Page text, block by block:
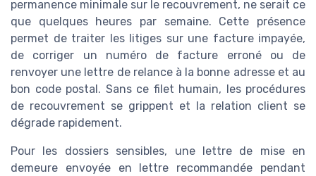
permanence minimale sur le recouvrement, ne serait ce
que quelques heures par semaine. Cette présence
permet de traiter les litiges sur une facture impayée,
de corriger un numéro de facture erroné ou de
renvoyer une lettre de relance à la bonne adresse et au
bon code postal. Sans ce filet humain, les procédures
de recouvrement se grippent et la relation client se
dégrade rapidement.
Pour les dossiers sensibles, une lettre de mise en
demeure envoyée en lettre recommandée pendant